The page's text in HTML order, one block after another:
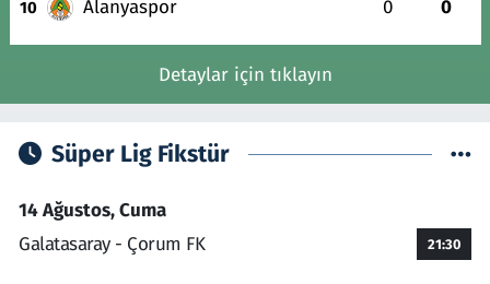
10 Alanyaspor 0 0
Detaylar için tıklayın
Süper Lig Fikstür
14 Ağustos, Cuma
Galatasaray - Çorum FK
21:30